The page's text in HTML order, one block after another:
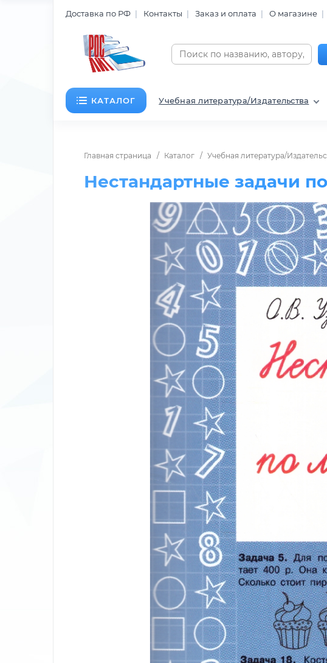
Доставка по РФ Контакты Заказ и оплата О магазине
КАТАЛОГ Учебная литература/Издательства
Главная страница Каталог Учебная литература/
Нестандартные задачи